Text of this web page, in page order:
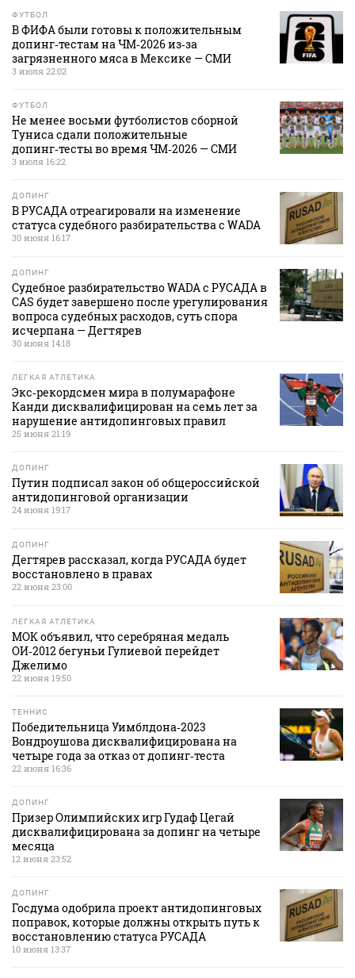
ФУТБОЛ
В ФИФА были готовы к положительным
допинг‑тестам на ЧМ‑2026 из‑за
загрязненного мяса в Мексике — СМИ
3 июля 22:02
ФУТБОЛ
Не менее восьми футболистов сборной
Туниса сдали положительные
допинг‑тесты во время ЧМ‑2026 — СМИ
3 июля 16:22
ДОПИНГ
В РУСАДА отреагировали на изменение
статуса судебного разбирательства с WADA
30 июня 16:17
ДОПИНГ
Судебное разбирательство WADA с РУСАДА в
CAS будет завершено после урегулирования
вопроса судебных расходов, суть спора
исчерпана — Дегтярев
30 июня 14:18
ЛЕГКАЯ АТЛЕТИКА
Экс‑рекордсмен мира в полумарафоне
Канди дисквалифицирован на семь лет за
нарушение антидопинговых правил
25 июня 21:19
ДОПИНГ
Путин подписал закон об общероссийской
антидопинговой организации
24 июня 19:17
ДОПИНГ
Дегтярев рассказал, когда РУСАДА будет
восстановлено в правах
22 июня 23:00
ЛЕГКАЯ АТЛЕТИКА
МОК объявил, что серебряная медаль
ОИ‑2012 бегуньи Гулиевой перейдет
Джелимо
22 июня 19:50
ТЕННИС
Победительница Уимблдона‑2023
Вондроушова дисквалифицирована на
четыре года за отказ от допинг‑теста
22 июня 16:36
ДОПИНГ
Призер Олимпийских игр Гудаф Цегай
дисквалифицирована за допинг на четыре
месяца
12 июня 23:52
ДОПИНГ
Госдума одобрила проект антидопинговых
поправок, которые должны открыть путь к
восстановлению статуса РУСАДА
10 июня 13:37